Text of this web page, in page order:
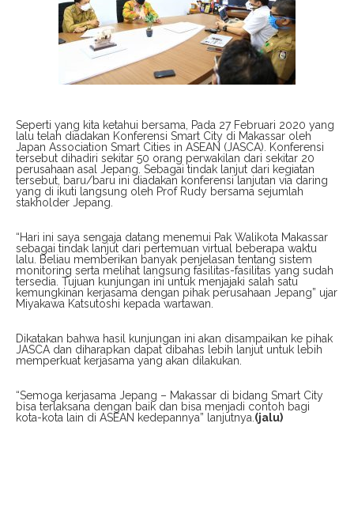
Seperti yang kita ketahui bersama, Pada 27 Februari 2020 yang
lalu telah diadakan Konferensi Smart City di Makassar oleh
Japan Association Smart Cities in ASEAN (JASCA). Konferensi
tersebut dihadiri sekitar 50 orang perwakilan dari sekitar 20
perusahaan asal Jepang. Sebagai tindak lanjut dari kegiatan
tersebut, baru/baru ini diadakan konferensi lanjutan via daring
yang di ikuti langsung oleh Prof Rudy bersama sejumlah
stakholder Jepang.
“Hari ini saya sengaja datang menemui Pak Walikota Makassar
sebagai tindak lanjut dari pertemuan virtual beberapa waktu
lalu. Beliau memberikan banyak penjelasan tentang sistem
monitoring serta melihat langsung fasilitas-fasilitas yang sudah
tersedia. Tujuan kunjungan ini untuk menjajaki salah satu
kemungkinan kerjasama dengan pihak perusahaan Jepang” ujar
Miyakawa Katsutoshi kepada wartawan.
Dikatakan bahwa hasil kunjungan ini akan disampaikan ke pihak
JASCA dan diharapkan dapat dibahas lebih lanjut untuk lebih
memperkuat kerjasama yang akan dilakukan.
“Semoga kerjasama Jepang – Makassar di bidang Smart City
bisa terlaksana dengan baik dan bisa menjadi contoh bagi
kota-kota lain di ASEAN kedepannya” lanjutnya. (jalu)